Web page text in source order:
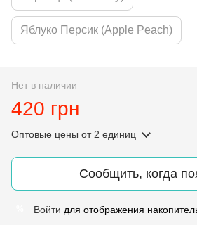
Яблуко Персик (Apple Peach)
Нет в наличии
420 грн
Оптовые цены от 2 единиц
Сообщить, когда
Войти для отображения